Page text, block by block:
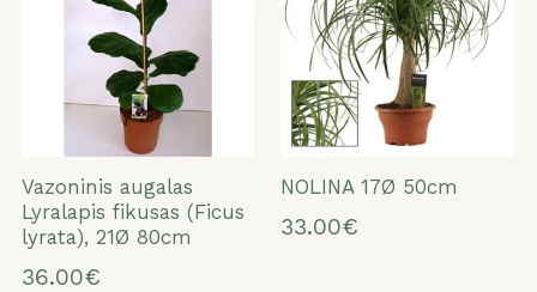
Vazoninis augalas
Lyralapis fikusas (Ficus
lyrata), 21Ø 80cm
36.00€
NOLINA 17Ø 50cm
33.00€